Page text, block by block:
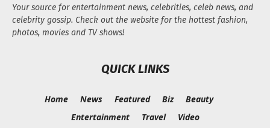
Your source for entertainment news, celebrities, celeb news, and
celebrity gossip. Check out the website for the hottest fashion,
photos, movies and TV shows!
QUICK LINKS
Home News Featured Biz
Beauty
Entertainment
Travel Video